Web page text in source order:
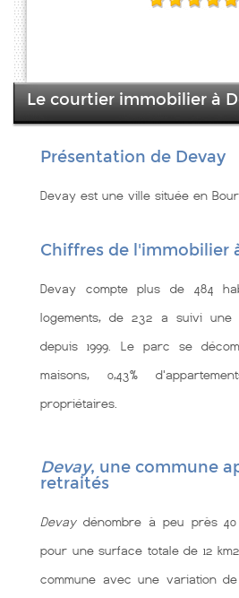
Le courtier immobilier à
Présentation de Devay
Devay est une ville située en
Chiffres de l'immobilier
Devay compte plus de 484
logements, de 232 a suivi une
depuis 1999. Le parc se
maisons, 0,43%
propriétaires.
Devay, une commune
retraités
Devaydénombre à peu près 40
pour une surface totale de 12
commune avec une variation